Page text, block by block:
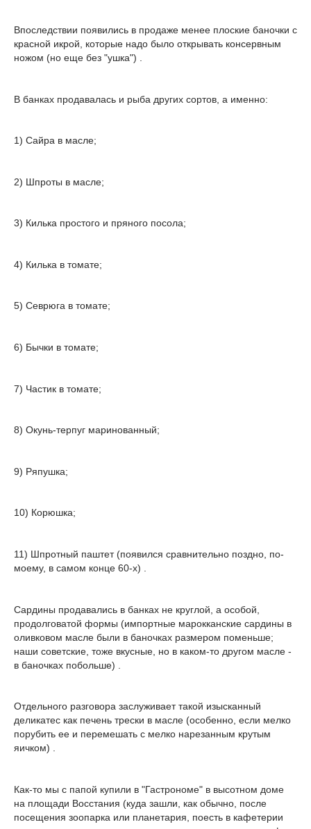
Впоследствии появились в продаже менее плоские баночки с
красной икрой, которые надо было открывать консервным
ножом (но еще без "ушка") .
В банках продавалась и рыба других сортов, а именно:
1) Сайра в масле;
2) Шпроты в масле;
3) Килька простого и пряного посола;
4) Килька в томате;
5) Севрюга в томате;
6) Бычки в томате;
7) Частик в томате;
8) Окунь-терпуг маринованный;
9) Ряпушка;
10) Корюшка;
11) Шпротный паштет (появился сравнительно поздно, по-
моему, в самом конце 60-х) .
Сардины продавались в банках не круглой, а особой,
продолговатой формы (импортные марокканские сардины в
оливковом масле были в баночках размером поменьше;
наши советские, тоже вкусные, но в каком-то другом масле -
в баночках побольше) .
Отдельного разговора заслуживает такой изысканный
деликатес как печень трески в масле (особенно, если мелко
порубить ее и перемешать с мелко нарезанным крутым
яичком) .
Как-то мы с папой купили в "Гастрономе" в высотном доме
на площади Восстания (куда зашли, как обычно, после
посещения зоопарка или планетария, поесть в кафетерии